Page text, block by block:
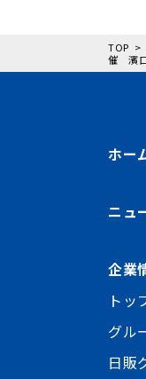
TOP
催 濱口
ホー
ニュ
企業
トッ
グル
日販